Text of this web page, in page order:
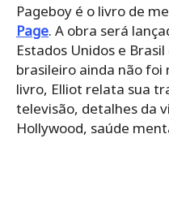
Pageboy é o livro de
Page. A obra será
Estados Unidos e
brasileiro ainda não foi
livro, Elliot relata sua
televisão, detalhes da
Hollywood, saúde